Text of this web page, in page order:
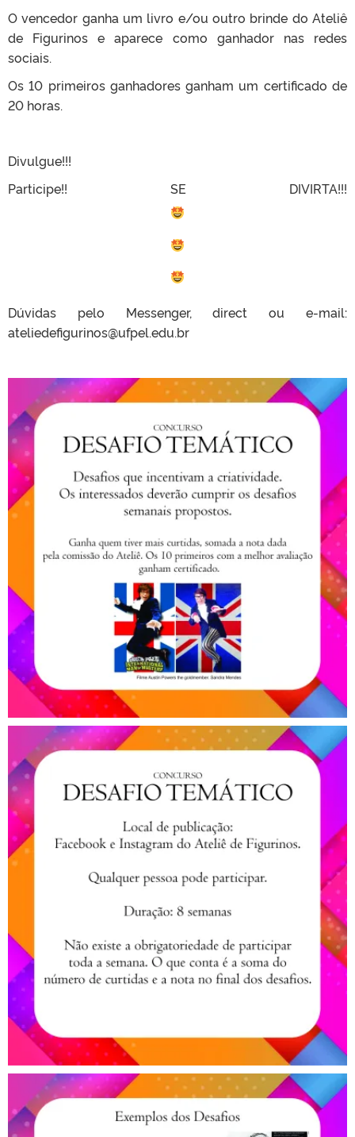
O vencedor ganha um livro e/ou outro brinde do Ateliê
de Figurinos e aparece como ganhador nas redes
sociais.
Os 10 primeiros ganhadores ganham um certificado de
20 horas.
Divulgue!!!
Participe!! SE DIVIRTA!!!
Dúvidas pelo Messenger, direct ou e-mail:
ateliedefigurinos@ufpel.edu.br